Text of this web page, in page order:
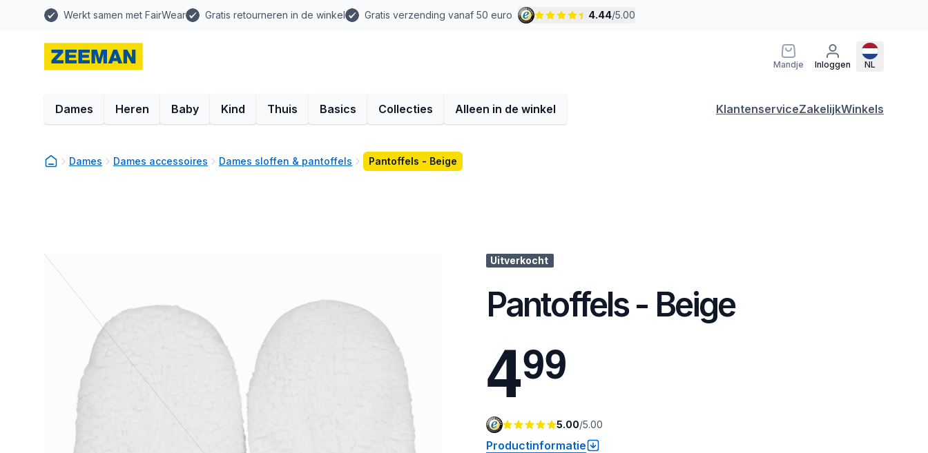
Werkt samen met FairWear Gratis retourneren in de winkel Gratis verzending vanaf 50 euro 4.44/5.00
Mandje Inloggen NL
Dames Heren Baby Kind Thuis Basics Collecties Alleen in de winkel KlantenserviceZakelijkWinkels
Dames Dames accessoires Dames sloffen & pantoffels Pantoffels - Beige
Uitverkocht
Pantoffels - Beige
499
5.00/5.00
Productinformatie